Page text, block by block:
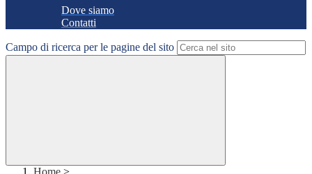
Dove siamo
Contatti
Campo di ricerca per le pagine del sito